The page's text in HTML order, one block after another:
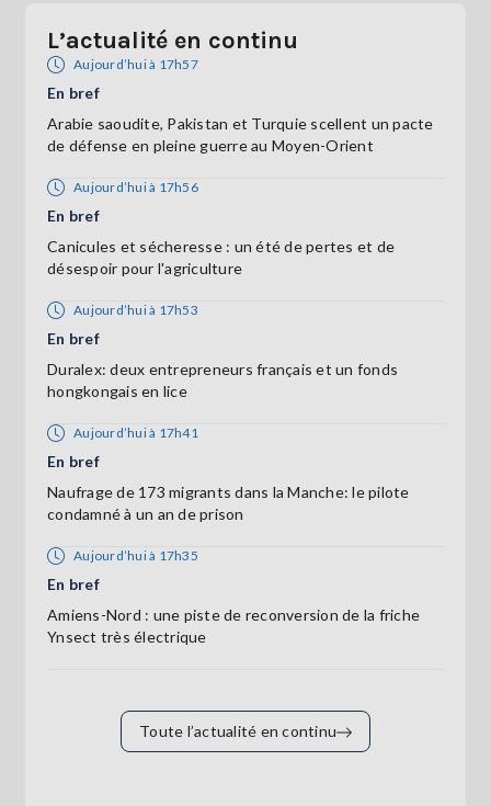
L’actualité en continu
Aujourd’hui à 17h57
En bref
Arabie saoudite, Pakistan et Turquie scellent un pacte
de défense en pleine guerre au Moyen-Orient
Aujourd’hui à 17h56
En bref
Canicules et sécheresse : un été de pertes et de
désespoir pour l'agriculture
Aujourd’hui à 17h53
En bref
Duralex: deux entrepreneurs français et un fonds
hongkongais en lice
Aujourd’hui à 17h41
En bref
Naufrage de 173 migrants dans la Manche: le pilote
condamné à un an de prison
Aujourd’hui à 17h35
En bref
Amiens-Nord : une piste de reconversion de la friche
Ynsect très électrique
Toute l’actualité en continu